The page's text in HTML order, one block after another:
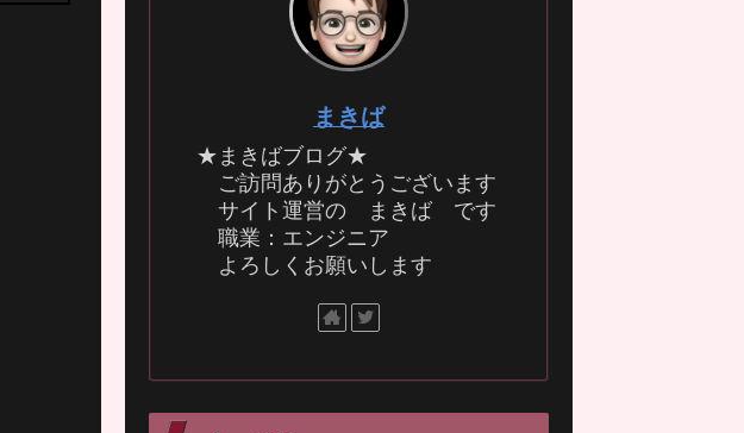
まきば
★まきばブログ★
ご訪問ありがとうございます
サイト運営の まきば です
職業：エンジニア
よろしくお願いします